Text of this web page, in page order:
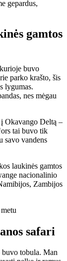
gepardus,
gamtos
buvo
parko krašto, šis
lygumas.
nes mėgau
į Okavango Deltą –
tai buvo tik
savo vandens
laukinės gamtos
nacionalinio
Zambijos
safari
buvo tobula. Man